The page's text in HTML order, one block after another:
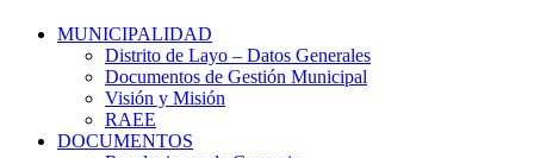
MUNICIPALIDAD
Distrito de Layo – Datos Generales
Documentos de Gestión Municipal
Visión y Misión
RAEE
DOCUMENTOS